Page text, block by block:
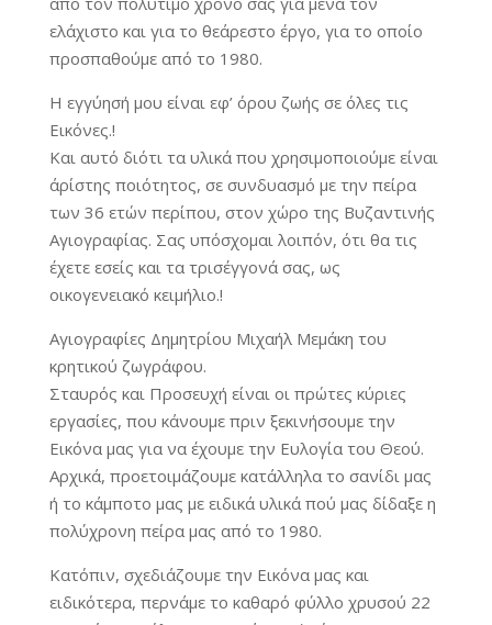
ελάχιστο και για το θεάρεστο έργο, για το οποίο
προσπαθούμε από το 1980.
Η εγγύησή μου είναι εφ’ όρου ζωής σε όλες τις
Εικόνες.!
Και αυτό διότι τα υλικά που χρησιμοποιούμε είναι
άρίστης ποιότητος, σε συνδυασμό με την πείρα
των 36 ετών περίπου, στον χώρο της Βυζαντινής
Αγιογραφίας. Σας υπόσχομαι λοιπόν, ότι θα τις
έχετε εσείς και τα τρισέγγονά σας, ως
οικογενειακό κειμήλιο.!
Αγιογραφίες Δημητρίου Μιχαήλ Μεμάκη του
κρητικού ζωγράφου.
Σταυρός και Προσευχή είναι οι πρώτες κύριες
εργασίες, που κάνουμε πριν ξεκινήσουμε την
Εικόνα μας για να έχουμε την Ευλογία του Θεού.
Αρχικά, προετοιμάζουμε κατάλληλα το σανίδι μας
ή το κάμποτο μας με ειδικά υλικά πού μας δίδαξε η
πολύχρονη πείρα μας από το 1980.
Κατόπιν, σχεδιάζουμε την Εικόνα μας και
ειδικότερα, περνάμε το καθαρό φύλλο χρυσού 22